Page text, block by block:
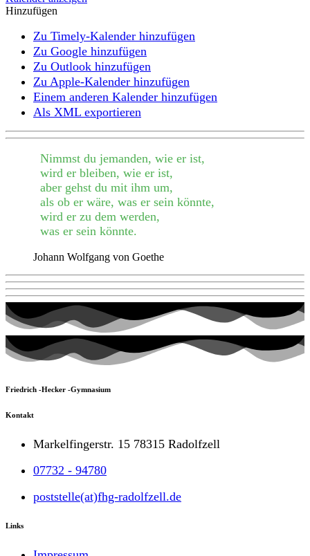
Hinzufügen
Zu Timely-Kalender hinzufügen
Zu Google hinzufügen
Zu Outlook hinzufügen
Zu Apple-Kalender hinzufügen
Einem anderen Kalender hinzufügen
Als XML exportieren
Nimmst du jemanden, wie er ist,
wird er bleiben, wie er ist,
aber gehst du mit ihm um,
als ob er wäre, was er sein könnte,
wird er zu dem werden,
was er sein könnte.
Johann Wolfgang von Goethe
Friedrich -Hecker -Gymnasium
Kontakt
Markelfingerstr. 15 78315 Radolfzell
07732 - 94780
poststelle(at)fhg-radolfzell.de
Links